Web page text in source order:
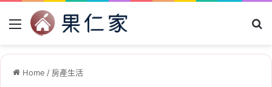
Menu
Home / 房產生活